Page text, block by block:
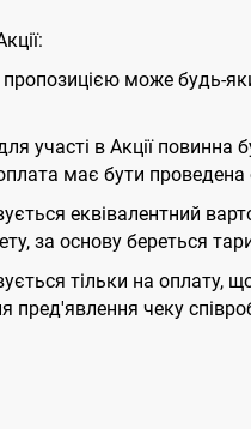
пропозицією може будь-
участі в Акції
має бути
еквівалентний
за основу береться
тільки на оплату,
пред'явлення чеку